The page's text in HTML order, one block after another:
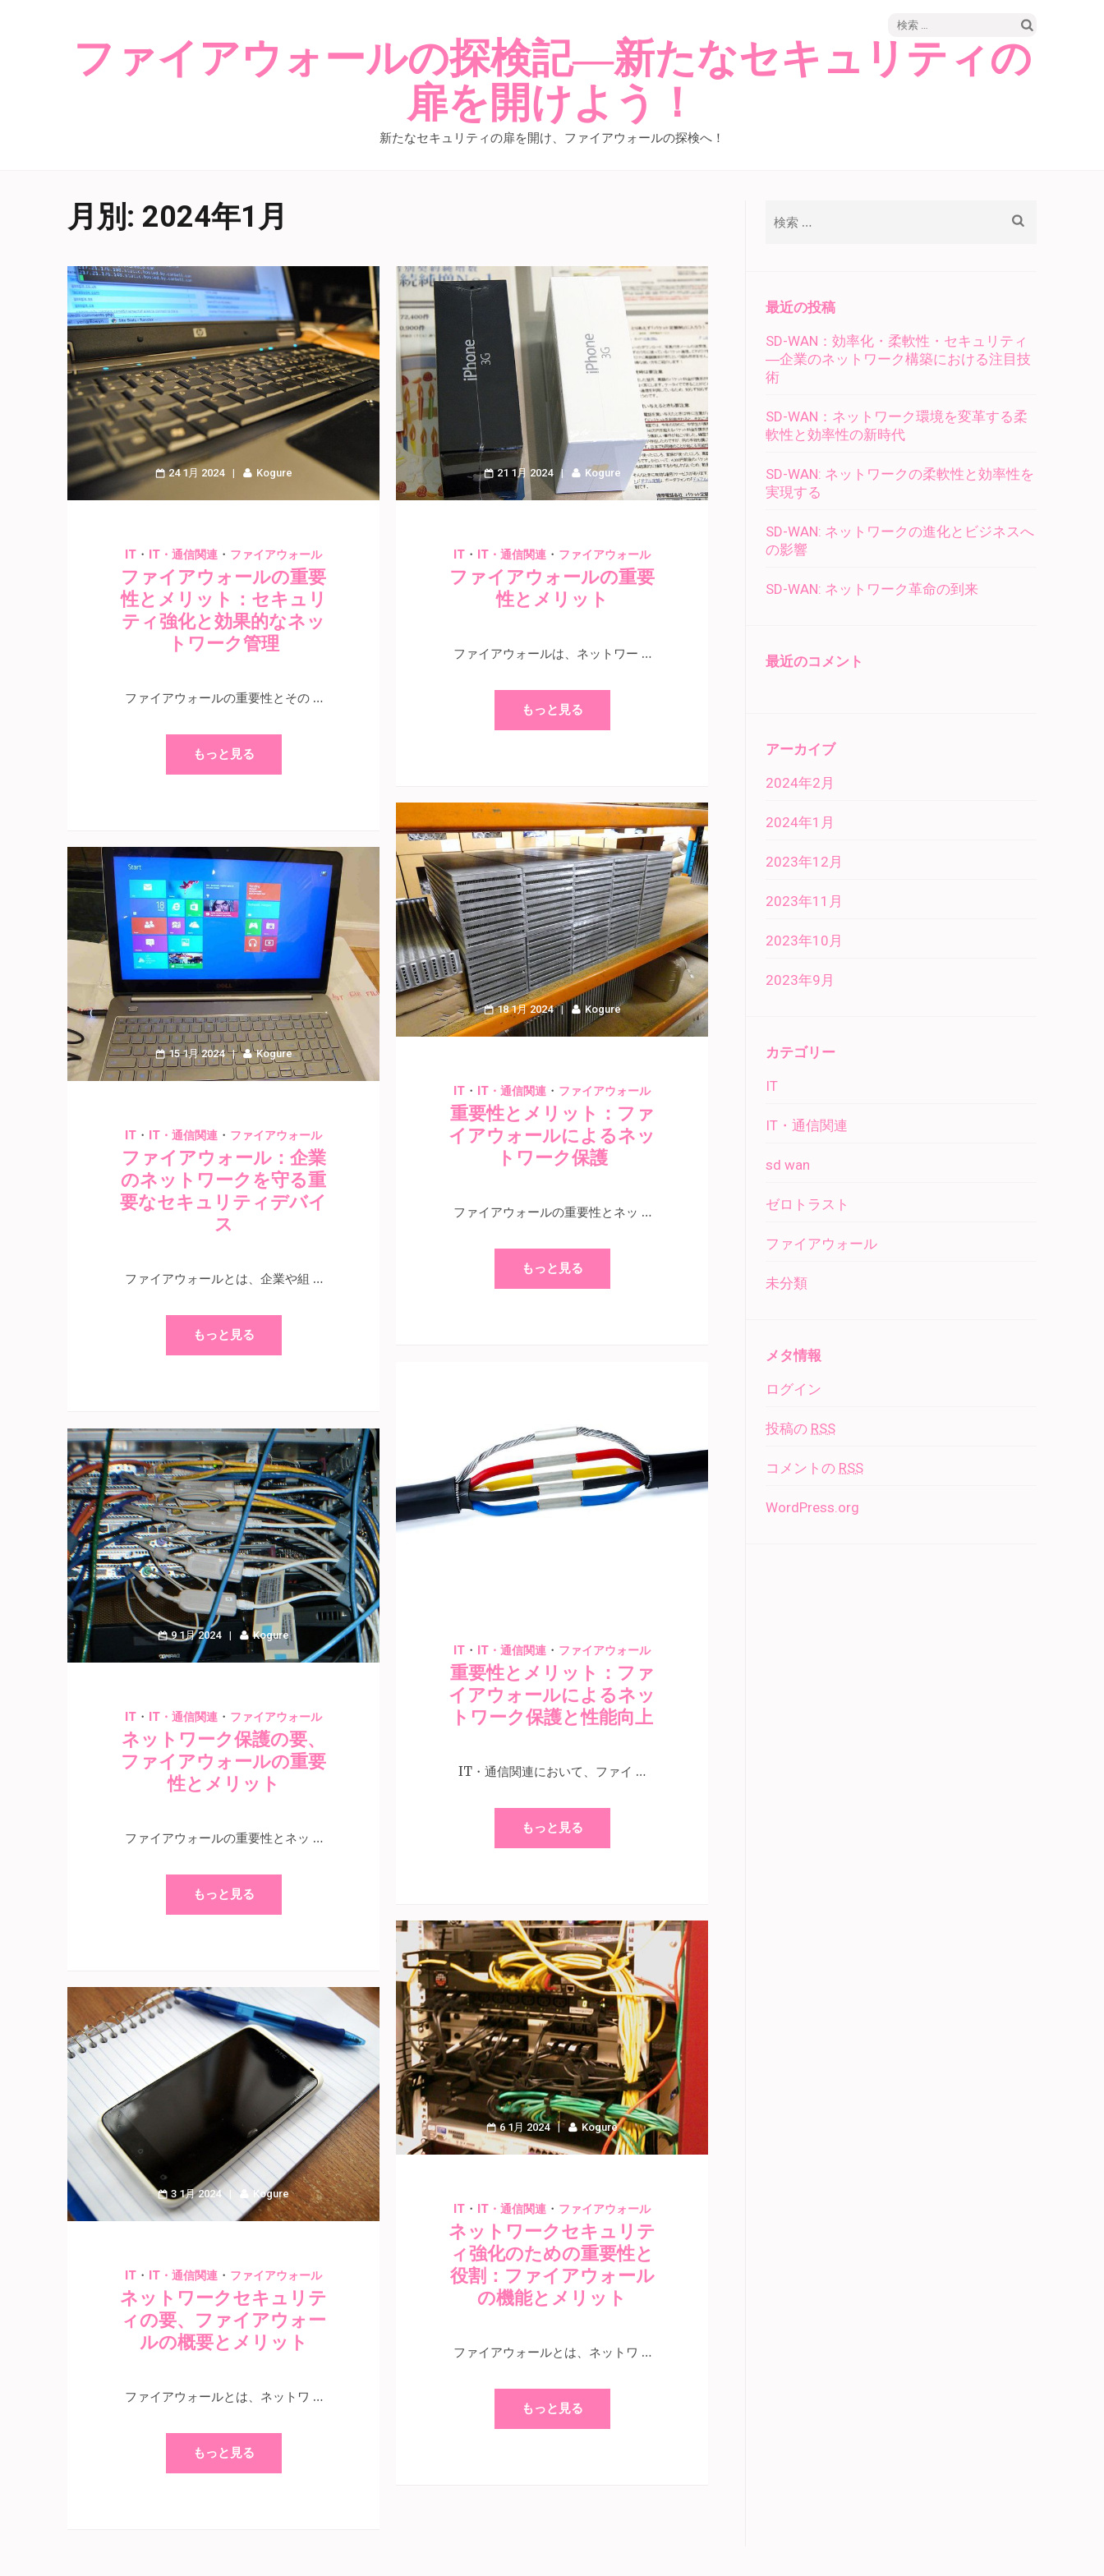
検
索:
ファイアウォールの探検記―新たなセキュリティの
扉を開けよう！
新たなセキュリティの扉を開け、ファイアウォールの探検へ！
月別: 2024年1月
24 1月 2024 Kogure
IT ・ IT・通信関連 ・ ファイアウォール
ファイアウォールの重要
性とメリット：セキュリ
ティ強化と効果的なネッ
トワーク管理
ファイアウォールの重要性とその …
もっと見る
21 1月 2024 Kogure
IT ・ IT・通信関連 ・ ファイアウォール
ファイアウォールの重要
性とメリット
ファイアウォールは、ネットワー …
もっと見る
18 1月 2024 Kogure
IT ・ IT・通信関連 ・ ファイアウォール
重要性とメリット：ファ
イアウォールによるネッ
トワーク保護
ファイアウォールの重要性とネッ …
もっと見る
15 1月 2024 Kogure
IT ・ IT・通信関連 ・ ファイアウォール
ファイアウォール：企業
のネットワークを守る重
要なセキュリティデバイ
ス
ファイアウォールとは、企業や組 …
もっと見る
IT ・ IT・通信関連 ・ ファイアウォール
重要性とメリット：ファ
イアウォールによるネッ
トワーク保護と性能向上
IT・通信関連において、ファイ …
もっと見る
9 1月 2024 Kogure
IT ・ IT・通信関連 ・ ファイアウォール
ネットワーク保護の要、
ファイアウォールの重要
性とメリット
ファイアウォールの重要性とネッ …
もっと見る
6 1月 2024 Kogure
IT ・ IT・通信関連 ・ ファイアウォール
ネットワークセキュリテ
ィ強化のための重要性と
役割：ファイアウォール
の機能とメリット
ファイアウォールとは、ネットワ …
もっと見る
3 1月 2024 Kogure
IT ・ IT・通信関連 ・ ファイアウォール
ネットワークセキュリテ
ィの要、ファイアウォー
ルの概要とメリット
ファイアウォールとは、ネットワ …
もっと見る
最近の投稿
SD-WAN：効率化・柔軟性・セキュリティ
―企業のネットワーク構築における注目技
術
SD-WAN：ネットワーク環境を変革する柔
軟性と効率性の新時代
SD-WAN: ネットワークの柔軟性と効率性を
実現する
SD-WAN: ネットワークの進化とビジネスへ
の影響
SD-WAN: ネットワーク革命の到来
最近のコメント
アーカイブ
2024年2月
2024年1月
2023年12月
2023年11月
2023年10月
2023年9月
カテゴリー
IT
IT・通信関連
sd wan
ゼロトラスト
ファイアウォール
未分類
メタ情報
ログイン
投稿の RSS
コメントの RSS
WordPress.org